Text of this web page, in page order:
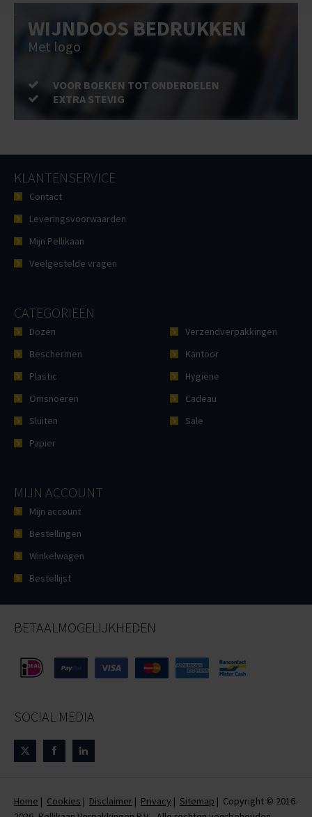
WIJNDOOS BEDRUKKEN
Met logo
VOOR BOEKEN TOT ONDERDELEN
EXTRA STEVIG
KLANTENSERVICE
Contact
Leveringsvoorwaarden
Mijn Pellikaan
Veelgestelde vragen
CATEGORIEËN
Dozen
Beschermen
Plastic
Omsnoeren
Sluiten
Papier
Verzendverpakkingen
Kantoor
Hygiëne
Cadeau
Sale
MIJN ACCOUNT
Mijn account
Bestellingen
Winkelwagen
Bestellijst
BETAALMOGELIJKHEDEN
SOCIAL MEDIA
Home | Cookies | Disclaimer | Privacy | Sitemap | Copyright © 2016-